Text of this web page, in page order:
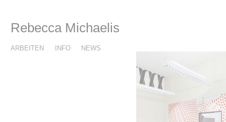
Rebecca Michaelis
ARBEITEN INFO NEWS